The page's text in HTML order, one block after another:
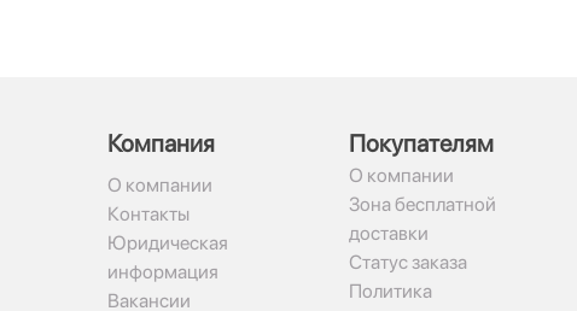
Компания
О компании
Контакты
Юридическая
информация
Вакансии
Покупателям
О компании
Зона бесплатной
доставки
Статус заказа
Политика